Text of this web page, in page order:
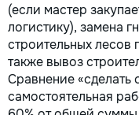
(если мастер
логистику), замена
строительных лесов
также вывоз
Сравнение «сделать
самостоятельная